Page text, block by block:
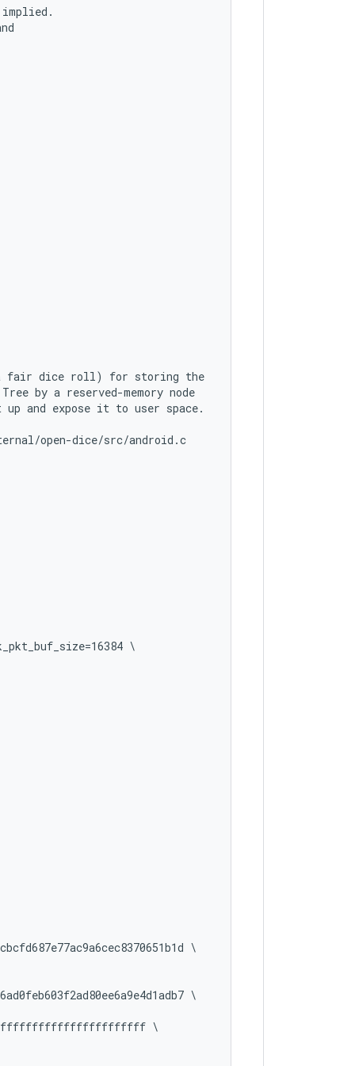
implied.
a fair dice roll) for storing the
by a reserved-memory node
and expose it to user space.
open-dice/src/android.c
\
\
\
\